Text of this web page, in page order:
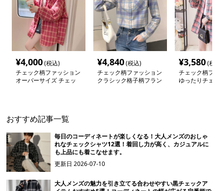
¥4,000(税込)
チェック柄ファッション
オーバーサイズ チェッ
¥4,840(税込)
チェック柄ファッション
クラシック格子柄フラン
¥3,580(税
チェック柄フ
ゆったりチェ
おすすめ記事一覧
毎日のコーディネートが楽しくなる！大人メンズのおしゃ
れなチェックシャツ12選！着回し力が高く、カジュアルに
も上品にも着こなせます。
更新日2026-07-10
大人メンズの魅力を引き立てる合わせやすい黒チェックア